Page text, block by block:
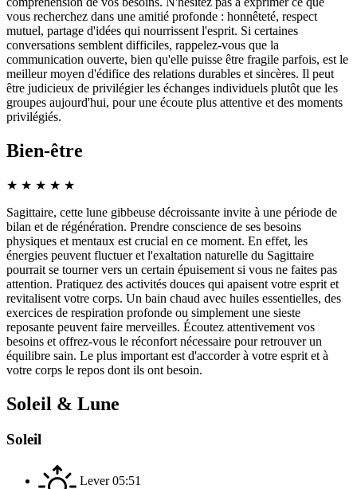
vous recherchez dans une amitié profonde : honnêteté, respect
mutuel, partage d'idées qui nourrissent l'esprit. Si certaines
conversations semblent difficiles, rappelez-vous que la
communication ouverte, bien qu'elle puisse être fragile parfois, est le
meilleur moyen d'édifice des relations durables et sincères. Il peut
être judicieux de privilégier les échanges individuels plutôt que les
groupes aujourd'hui, pour une écoute plus attentive et des moments
privilégiés.
Bien-être
★ ★ ★ ★ ★
Sagittaire, cette lune gibbeuse décroissante invite à une période de
bilan et de régénération. Prendre conscience de ses besoins
physiques et mentaux est crucial en ce moment. En effet, les
énergies peuvent fluctuer et l'exaltation naturelle du Sagittaire
pourrait se tourner vers un certain épuisement si vous ne faites pas
attention. Pratiquez des activités douces qui apaisent votre esprit et
revitalisent votre corps. Un bain chaud avec huiles essentielles, des
exercices de respiration profonde ou simplement une sieste
reposante peuvent faire merveilles. Écoutez attentivement vos
besoins et offrez-vous le réconfort nécessaire pour retrouver un
équilibre sain. Le plus important est d'accorder à votre esprit et à
votre corps le repos dont ils ont besoin.
Soleil & Lune
Soleil
Lever 05:51